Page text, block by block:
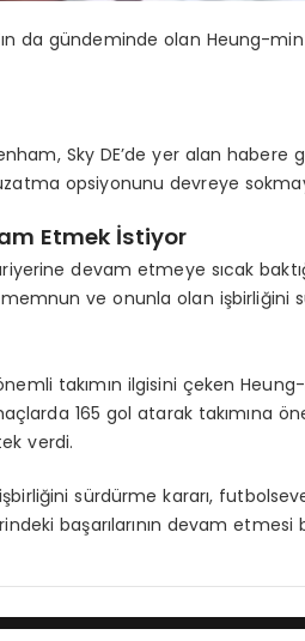
da gündeminde olan Heung-min
Sky DE’de yer alan
opsiyonunu devreye
Etmek İstiyor
devam etmeye sıcak
ve onunla olan işbirliğini
takımın ilgisini çeken
165 gol atarak takımına
verdi.
sürdürme kararı,
başarılarının devam etmesi